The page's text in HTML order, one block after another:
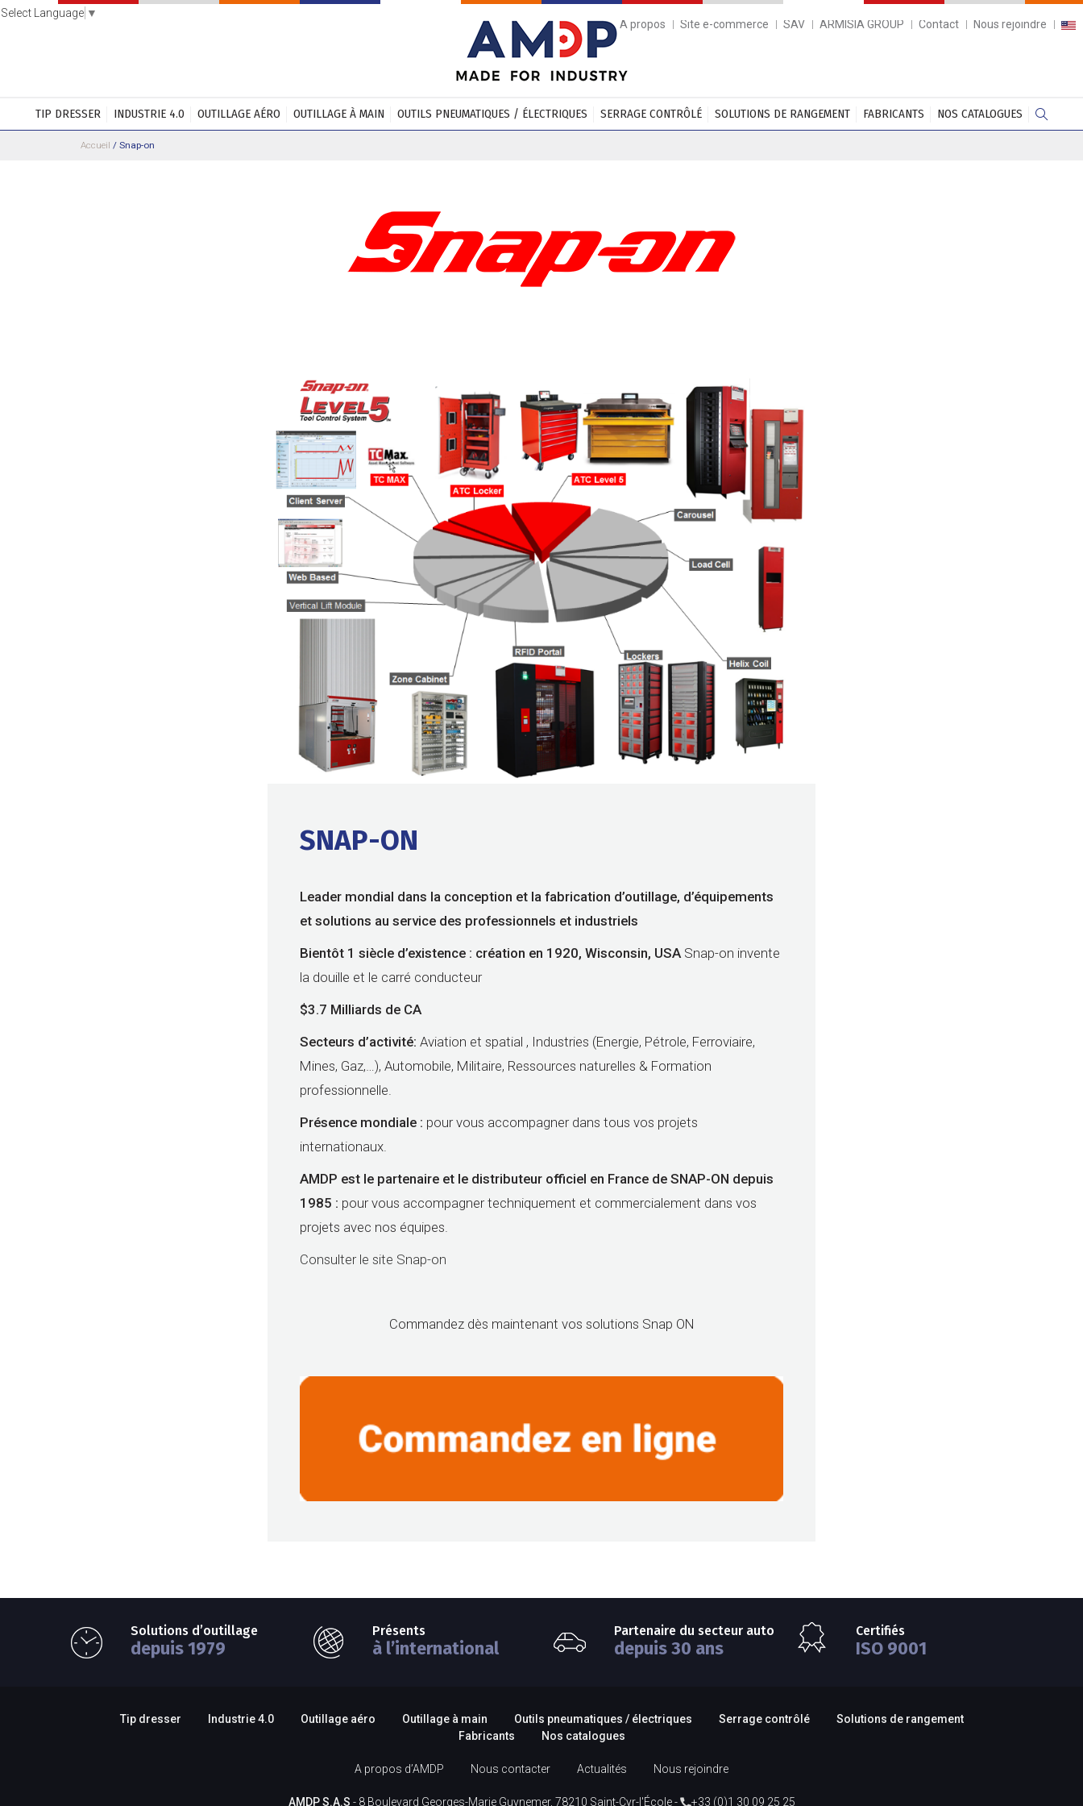
Select Language ▼
A propos
Site e-commerce SAV ARMISIA GROUP Contact Nous rejoindre
TIP DRESSER INDUSTRIE 4.0 OUTILLAGE AÉRO OUTILLAGE À MAIN OUTILS PNEUMATIQUES / ÉLECTRIQUES SERRAGE CONTRÔLÉ SOLUTIONS DE RANGEMENT FABRICANTS NOS CATALOGUES
Accueil / Snap-on
SNAP-ON
Leader mondial dans la conception et la fabrication d’outillage, d’équipements
et solutions au service des professionnels et industriels
Bientôt 1 siècle d’existence : création en 1920, Wisconsin, USA Snap-on invente
la douille et le carré conducteur
$3.7 Milliards de CA
Secteurs d’activité: Aviation et spatial , Industries (Energie, Pétrole, Ferroviaire,
Mines, Gaz,…), Automobile, Militaire, Ressources naturelles & Formation
professionnelle.
Présence mondiale : pour vous accompagner dans tous vos projets
internationaux.
AMDP est le partenaire et le distributeur officiel en France de SNAP-ON depuis
1985 : pour vous accompagner techniquement et commercialement dans vos
projets avec nos équipes.
Consulter le site Snap-on
Commandez dès maintenant vos solutions Snap ON
Solutions d’outillage
depuis 1979
Présents
à l’international
Partenaire du secteur auto
depuis 30 ans
Certifiés
ISO 9001
Tip dresser Industrie 4.0 Outillage aéro Outillage à main Outils pneumatiques / électriques Serrage contrôlé
Solutions de rangement
Fabricants
Nos catalogues
A propos d’AMDP Nous contacter Actualités Nous rejoindre
AMDP S.A.S - 8 Boulevard Georges-Marie Guynemer, 78210 Saint-Cyr-l'École - +33 (0)1 30 09 25 25